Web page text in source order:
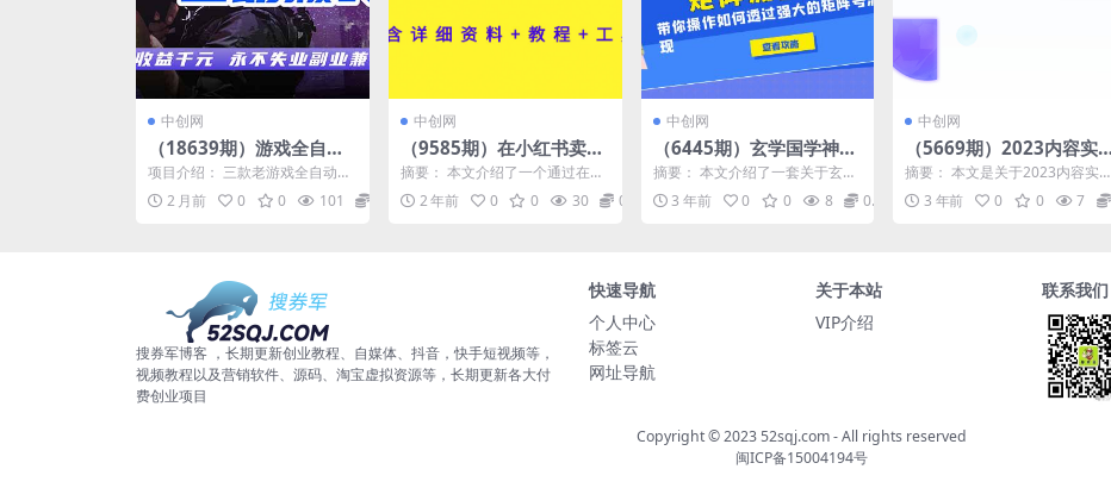
中创网
（18639期）游戏全自动
打金项目，日入1000+，
长久稳定，小白可操作！
项目介绍： 三款老游戏全自动挖
金项目，项目持续稳定运行三年
时间，每天轻松日入10...
2 月前 0 0 101 0.99
中创网
（9585期）在小红书卖手
工饰品，月入50000+，含
详细资料+教程+工具
摘要： 本文介绍了一个通过在小
红书平台出售手工饰品实现月入5
0000+的项目，该...
2 年前 0 0 30 0.99
中创网
（6445期）玄学国学神秘
学矩阵·流量变现课，带你
操作如何透过强大的矩阵
号流量变现(“（6445期）
摘要： 本文介绍了一套关于玄学
国学神秘学矩阵流量变现的课
程。课程内容主要包括运营...
3 年前 0 0 8 0.99
中创网
（5669期）2023内容实
操特训营，真人秀-导演带
你打造探店IP(“2023内容
实操特训营从达人到优质
摘要： 本文是关于2023内容实操
特训营的详细指南，由真人秀导
演带领读者打造探店...
3 年前 0 0 7
搜券军博客 ，长期更新创业教程、自媒体、抖音，快手短视频等，
视频教程以及营销软件、源码、淘宝虚拟资源等，长期更新各大付
费创业项目
快速导航
个人中心
标签云
网址导航
关于本站
VIP介绍
联系我们
Copyright © 2023 52sqj.com- All rights reserved
闽ICP备15004194号